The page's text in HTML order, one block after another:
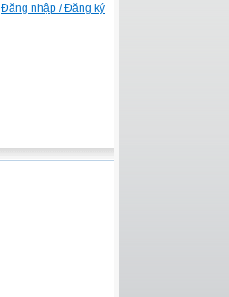
Đăng nhập / Đăng ký